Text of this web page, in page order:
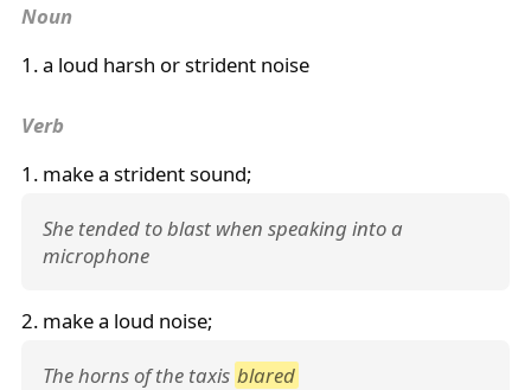
Noun
1. a loud harsh or strident noise
Verb
1. make a strident sound;
She tended to blast when speaking into a
microphone
2. make a loud noise;
The horns of the taxis blared